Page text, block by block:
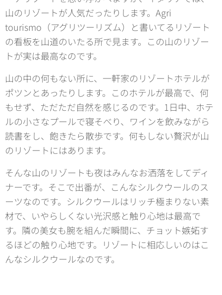
山のリゾートが人気だったりします。Agri
tourismo（アグリツーリズム）と書いてるリゾート
の看板を山道のいたる所で見ます。この山のリゾー
トが実は最高なのです。
山の中の何もない所に、一軒家のリゾートホテルが
ポツンとあったりします。このホテルが最高で、何
もせず、ただただ自然を感じるのです。1日中、ホテ
ルの小さなプールで寝そべり、ワインを飲みながら
読書をし、飽きたら散歩です。何もしない贅沢が山
のリゾートにはあります。
そんな山のリゾートも夜はみんなお洒落をしてディ
ナーです。そこで出番が、こんなシルクウールのス
ーツなのです。シルクウールはリッチ極まりない素
材で、いやらしくない光沢感と触り心地は最高で
す。隣の美女も腕を組んだ瞬間に、チョット嫉妬す
るほどの触り心地です。リゾートに相応しいのはこ
んなシルクウールなのです。